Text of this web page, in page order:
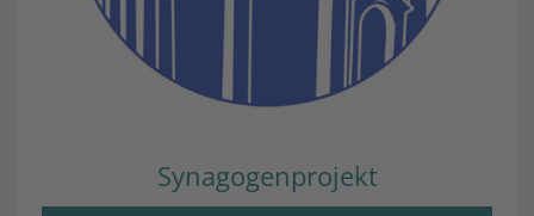
Synagogenprojekt